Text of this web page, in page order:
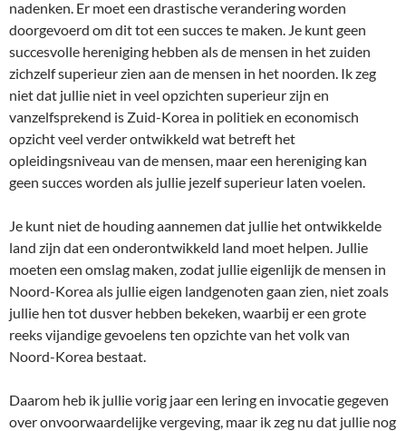
nadenken. Er moet een drastische verandering worden
doorgevoerd om dit tot een succes te maken. Je kunt geen
succesvolle hereniging hebben als de mensen in het zuiden
zichzelf superieur zien aan de mensen in het noorden. Ik zeg
niet dat jullie niet in veel opzichten superieur zijn en
vanzelfsprekend is Zuid-Korea in politiek en economisch
opzicht veel verder ontwikkeld wat betreft het
opleidingsniveau van de mensen, maar een hereniging kan
geen succes worden als jullie jezelf superieur laten voelen.
Je kunt niet de houding aannemen dat jullie het ontwikkelde
land zijn dat een onderontwikkeld land moet helpen. Jullie
moeten een omslag maken, zodat jullie eigenlijk de mensen in
Noord-Korea als jullie eigen landgenoten gaan zien, niet zoals
jullie hen tot dusver hebben bekeken, waarbij er een grote
reeks vijandige gevoelens ten opzichte van het volk van
Noord-Korea bestaat.
Daarom heb ik jullie vorig jaar een lering en invocatie gegeven
over onvoorwaardelijke vergeving, maar ik zeg nu dat jullie nog